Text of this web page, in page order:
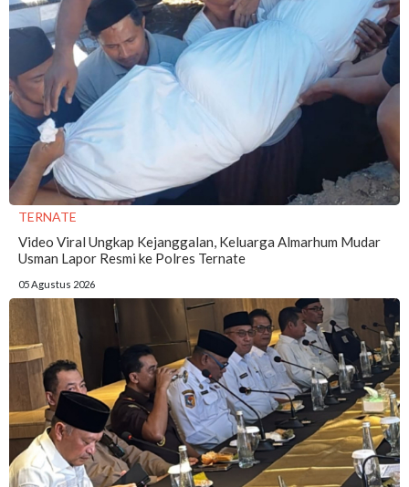
TERNATE
Video Viral Ungkap Kejanggalan, Keluarga Almarhum Mudar
Usman Lapor Resmi ke Polres Ternate
05 Agustus 2026